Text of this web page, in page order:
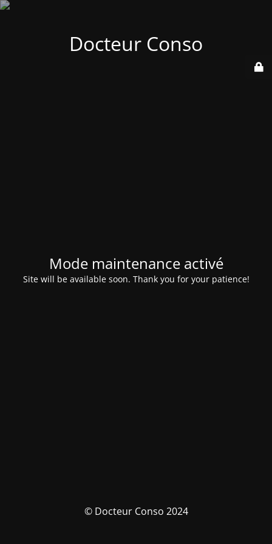
Docteur Conso
Mode maintenance activé
Site will be available soon. Thank you for your patience!
© Docteur Conso 2024